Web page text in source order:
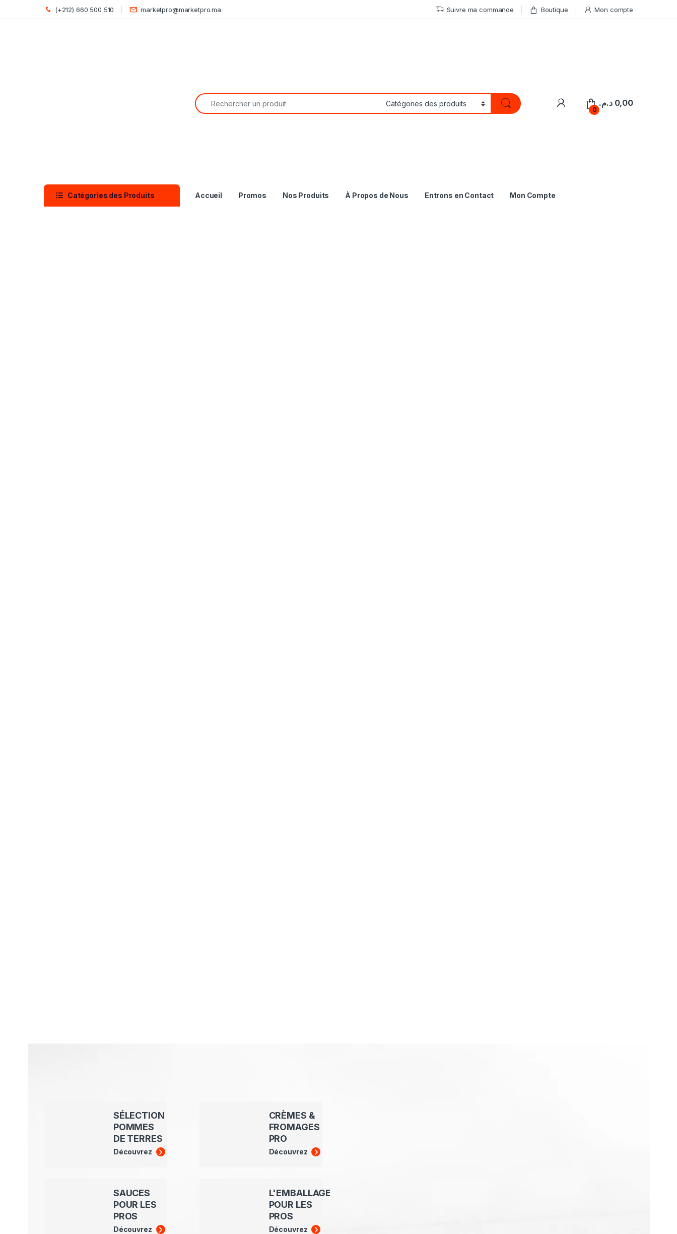
Skip to navigation
Skip to content (+212) 660 500 510 marketpro@marketpro.ma Suivre ma commande Boutique Mon compte
Search for:
My Account
0
0,00 د.م.
Catégories des Produits Accueil Promos Nos Produits À Propos de Nous Entrons en Contact Mon Compte
SÉLECTION
POMMES
DE TERRES
Découvrez
SAUCES
POUR LES
PROS
Découvrez
CRÈMES &
FROMAGES
PRO
Découvrez
L'EMBALLAGE
POUR LES
PROS
Découvrez